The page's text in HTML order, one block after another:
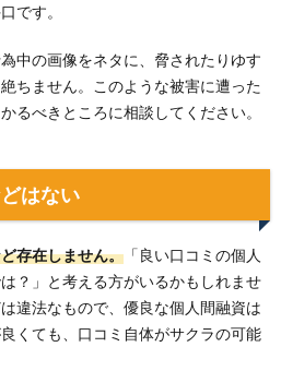
です。
中の画像をネタに、脅されたりゆす
ちません。このような被害に遭った
るべきところに相談してください。
はない
存在しません。 「良い口コミの個人
？」と考える方がいるかもしれませ
違法なもので、優良な個人間融資は
くても、口コミ自体がサクラの可能